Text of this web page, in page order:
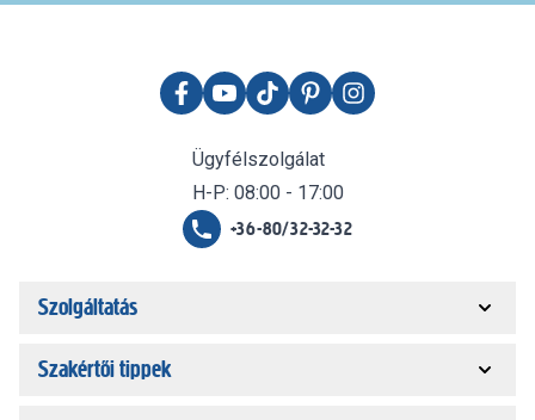
Ügyfélszolgálat
H-P: 08:00 - 17:00
+36-80/32-32-32
Szolgáltatás
Szakértői tippek